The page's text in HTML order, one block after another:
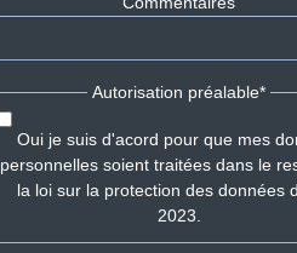
Champ
Autorisation préalable*
Oui je suis d'acord pour que mes
personnelles soient traitées dans le
la loi sur la protection des données
2023.